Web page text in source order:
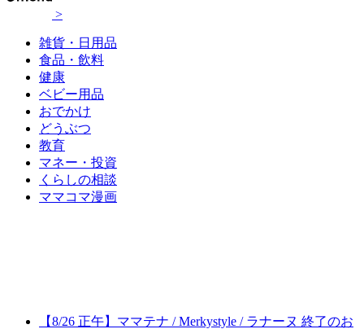
>
雑貨・日用品
食品・飲料
健康
ベビー用品
おでかけ
どうぶつ
教育
マネー・投資
くらしの相談
ママコマ漫画
【8/26 正午】ママテナ / Merkystyle / ラナーヌ 終了のお